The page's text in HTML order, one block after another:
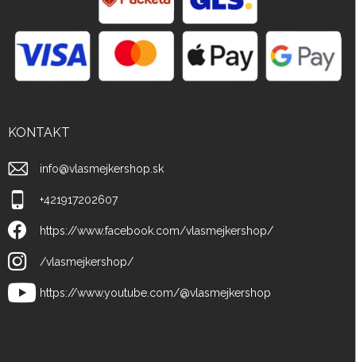
KONTAKT
info@vlasmejkershop.sk
+421917202607
https://www.facebook.com/vlasmejkershop/
/vlasmejkershop/
https://www.youtube.com/@vlasmejkershop